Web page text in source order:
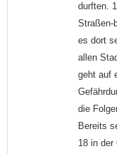
durften.
Straßen-
es dort
allen
geht auf
die
Bereits
18 in